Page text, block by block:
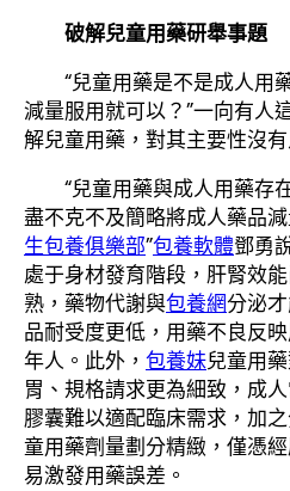
破解兒童用藥研舉事題
“兒童用藥是不是成人用藥
減量服用就可以？”一向有人
解兒童用藥，對其主要性沒有
“兒童用藥與成人用藥存
盡不克不及簡略將成人藥品減
生包養俱樂部”包養軟體鄧勇
處于身材發育階段，肝腎效
熟，藥物代謝與包養網分泌
品耐受度更低，用藥不良反
年人。此外， 包養妹兒童用
胃、規格請求更為細致，成
膠囊難以適配臨床需求，加
童用藥劑量劃分精緻，僅憑
易激發用藥誤差。